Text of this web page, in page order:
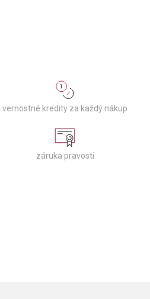
vernostné kredity za každý nákup
záruka pravosti